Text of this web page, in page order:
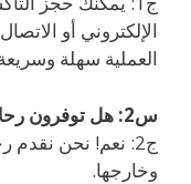
العملية سهلة
س2: هل توفرون رحلات لمسافات طويلة ؟
ج2: نعم! نحن
وخارجها.